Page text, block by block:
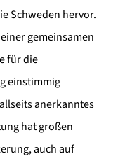
Schweden hervor.
gemeinsamen
für die
einstimmig
anerkanntes
hat großen
auch auf